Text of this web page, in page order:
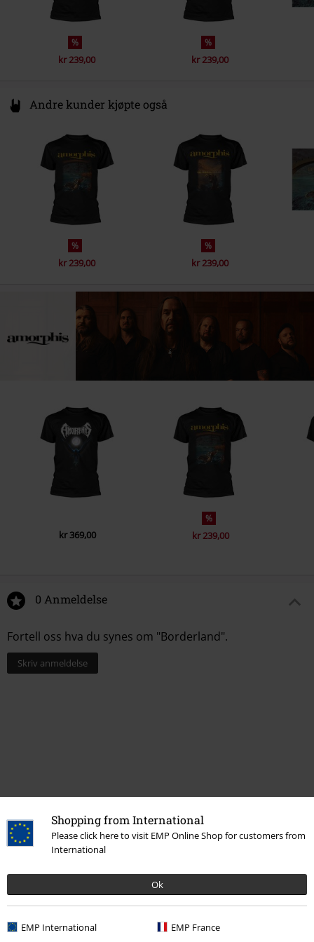
Shopping from International
Please click here to visit EMP Online Shop for customers from
International
Ok
EMP International EMP France
Tempest
2.
The Lantern
Despair
War Band (Bonus Track)
Rowan And The Cloud (Bonus Track)
%
kr 239,00
%
kr 239,00
Andre kunder kjøpte også
%
kr 239,00
%
kr 239,00
kr 369,00
%
kr 239,00
0 Anmeldelse
Fortell oss hva du synes om "Borderland".
Skriv anmeldelse
Flere kategorier. Flere valgmuligheter.
Bandmerch Media LPer
Salg % Media Vinyl
Bandmerch Sjanger